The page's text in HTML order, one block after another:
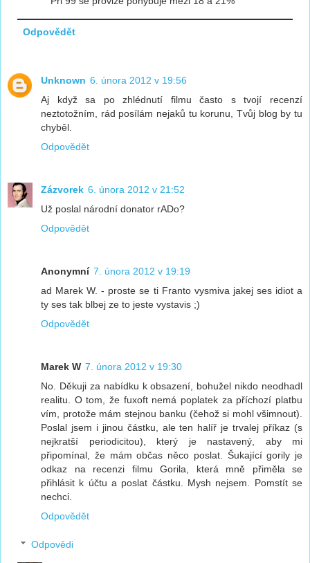
Odpovědět
Unknown 6. února 2012 v 19:56
Aj když sa po zhlédnutí filmu často s tvojí recenzí
neztotožním, rád posílám nejaků tu korunu, Tvůj blog by tu
chyběl.
Odpovědět
Zázvorek 6. února 2012 v 21:52
Už poslal národní donator rADo?
Odpovědět
Anonymní 7. února 2012 v 19:19
ad Marek W. - proste se ti Franto vysmiva jakej ses idiot a
ty ses tak blbej ze to jeste vystavis ;)
Odpovědět
Marek W 7. února 2012 v 19:30
No. Děkuji za nabídku k obsazení, bohužel nikdo neodhadl
realitu. O tom, že fuxoft nemá poplatek za příchozí platbu
vím, protože mám stejnou banku (čehož si mohl všimnout).
Poslal jsem i jinou částku, ale ten halíř je trvalej příkaz (s
nejkratší periodicitou), který je nastavený, aby mi
připomínal, že mám občas něco poslat. Šukající gorily je
odkaz na recenzi filmu Gorila, která mně přiměla se
přihlásit k účtu a poslat částku. Mysh nejsem. Pomstít se
nechci.
Odpovědět
Odpovědi